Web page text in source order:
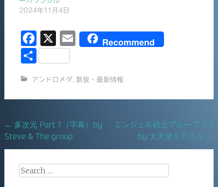
2024年11月4日
F
a
e
b
o
k
X
E
l
Recommend
共
アンドロメダ, 新規・最新情報
Post
navigation
← 多次元 Part 1（字幕）by
Steve & The group
エンジェル戦士グループ 5.9
by 大天使ミカエル →
Search